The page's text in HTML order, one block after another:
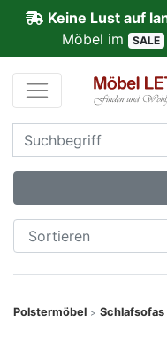
Keine Lust auf
Möbel im SALE
Polstermöbel > Schlafsofas
Anmelden
PREMIUM
Schnell
lieferbar
SALE